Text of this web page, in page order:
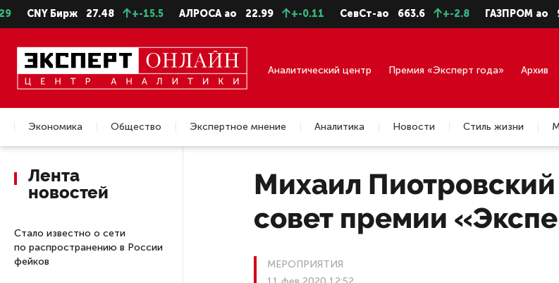
27.48 +-15.5 АЛРОСА ао 22.99 +-0.11 СевСт-ао 663.6 +-2.8 ГАЗПРОМ ао 94.73 +-
Аналитический центр Премия «Эксперт года» Архив
Экономика Общество Экспертное мнение Аналитика Новости Стиль жизни
Недвижимость
Лента
новостей
Стало известно о сети
по распространению в России
фейков
Михаил
совет премии
МЕРОПРИЯТИЯ